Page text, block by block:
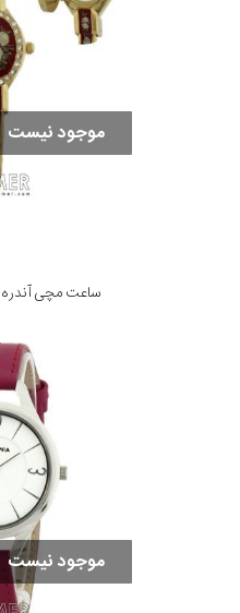
موجود نیست
ساعت مچی آندره موشه
موجود نیست